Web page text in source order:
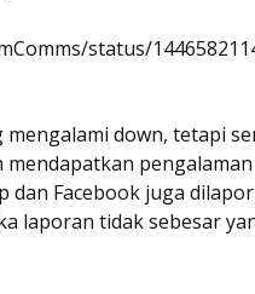
status/
down, tetapi
pengalaman
dan Facebook juga
laporan tidak sebesar